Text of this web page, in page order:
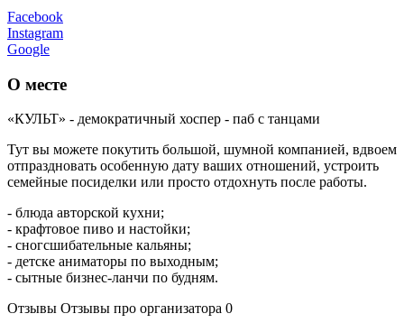
Facebook
Instagram
Google
О месте
«КУЛЬТ» - демократичный хоспер - паб с танцами
Тут вы можете покутить большой, шумной компанией, вдвоем
отпраздновать особенную дату ваших отношений, устроить
семейные посиделки или просто отдохнуть после работы.
- блюда авторской кухни;
- крафтовое пиво и настойки;
- сногсшибательные кальяны;
- детске аниматоры по выходным;
- сытные бизнес-ланчи по будням.
Отзывы Отзывы про организатора 0